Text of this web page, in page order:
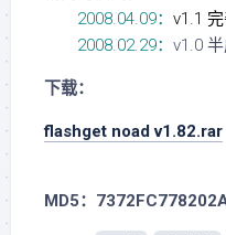
2008.04.09： v1.1
2008.02.29： v1.0 半
下载：
flashget noad v1.82.rar
MD5：